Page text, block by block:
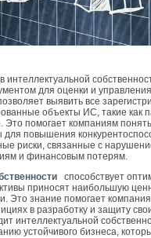
интеллектуальной
для оценки и
выявить все
объекты ИС, такие как
помогает компаниям
для повышения
риски, связанные с
и финансовым потерям.
способствует
приносят наибольшую
Это знание помогает
в разработку и защиту
интеллектуальной
устойчивого бизнеса,